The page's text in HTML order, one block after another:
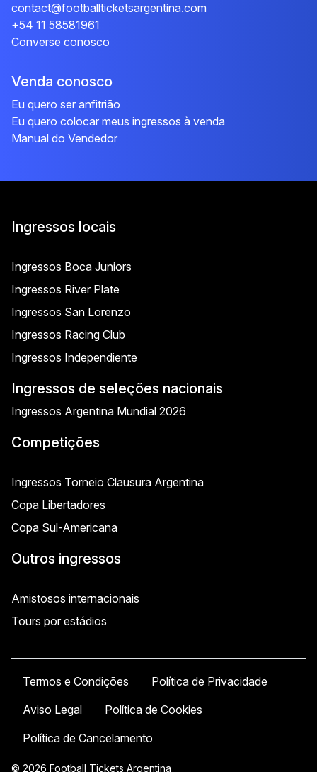
contact@footballticketsargentina.com
+54 11 58581961
Converse conosco
Venda conosco
Eu quero ser anfitrião
Eu quero colocar meus ingressos à venda
Manual do Vendedor
Ingressos locais
Ingressos Boca Juniors
Ingressos River Plate
Ingressos San Lorenzo
Ingressos Racing Club
Ingressos Independiente
Ingressos de seleções nacionais
Ingressos Argentina Mundial 2026
Competições
Ingressos Torneio Clausura Argentina
Copa Libertadores
Copa Sul-Americana
Outros ingressos
Amistosos internacionais
Tours por estádios
Termos e Condições
Política de Privacidade
Aviso Legal
Política de Cookies
Política de Cancelamento
© 2026 Football Tickets Argentina